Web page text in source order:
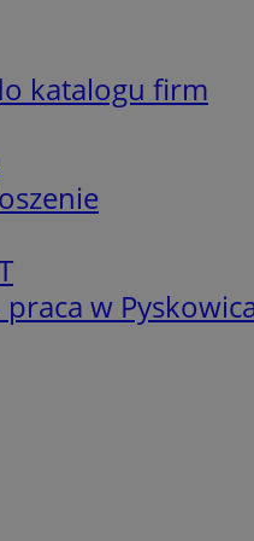
katalogu firm
praca w